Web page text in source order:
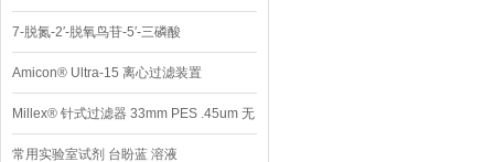
7-脱氮-2′-脱氧鸟苷-5′-三磷酸
Amicon® Ultra-15 离心过滤装置
Millex® 针式过滤器 33mm PES .45um 无
菌
常用实验室试剂 台盼蓝 溶液